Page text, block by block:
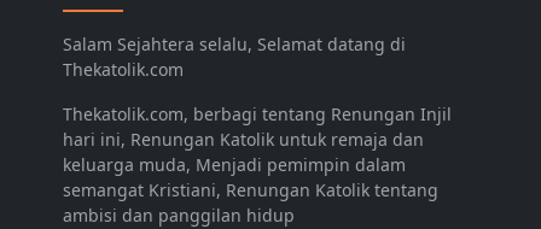
Salam Sejahtera selalu, Selamat datang di
Thekatolik.com
Thekatolik.com, berbagi tentang Renungan Injil
hari ini, Renungan Katolik untuk remaja dan
keluarga muda, Menjadi pemimpin dalam
semangat Kristiani, Renungan Katolik tentang
ambisi dan panggilan hidup